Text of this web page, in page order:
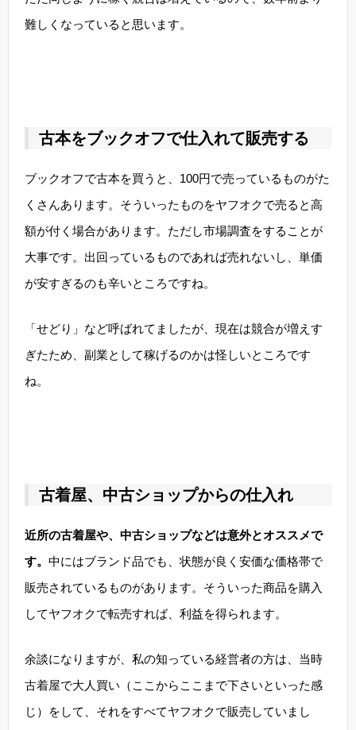
難しくなっていると思います。
古本をブックオフで仕入れて販売する
ブックオフで古本を買うと、100円で売っているものがた
くさんあります。そういったものをヤフオクで売ると高
額が付く場合があります。ただし市場調査をすることが
大事です。出回っているものであれば売れないし、単価
が安すぎるのも辛いところですね。
「せどり」など呼ばれてましたが、現在は競合が増えす
ぎたため、副業として稼げるのかは怪しいところです
ね。
古着屋、中古ショップからの仕入れ
近所の古着屋や、中古ショップなどは意外とオススメで
す。 中にはブランド品でも、状態が良く安価な価格帯で
販売されているものがあります。そういった商品を購入
してヤフオクで転売すれば、利益を得られます。
余談になりますが、私の知っている経営者の方は、当時
古着屋で大人買い（ここからここまで下さいといった感
じ）をして、それをすべてヤフオクで販売していまし